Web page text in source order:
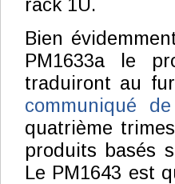
rack 1U.
Bien
PM1633a le
traduiront au
communiqué
quatrième
produits basés
Le PM1643 est